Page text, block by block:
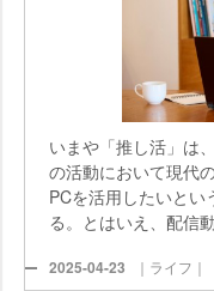
いまや「推し活」は
の活動において現代
PCを活用したいとい
る。とはいえ、配信
2025-04-23 ｜ライフ｜